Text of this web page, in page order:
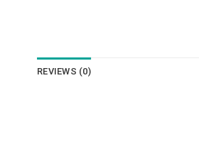
REVIEWS (0)